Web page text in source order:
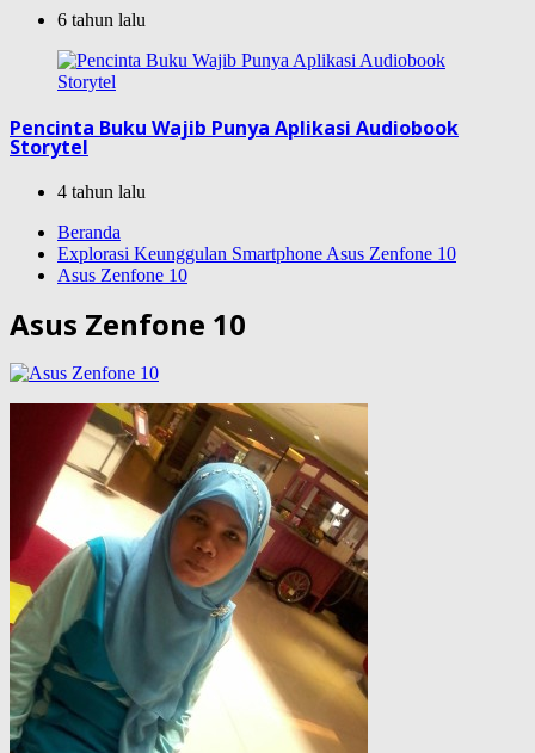
6 tahun lalu
Pencinta Buku Wajib Punya Aplikasi Audiobook
Storytel
4 tahun lalu
Beranda
Explorasi Keunggulan Smartphone Asus Zenfone 10
Asus Zenfone 10
Asus Zenfone 10